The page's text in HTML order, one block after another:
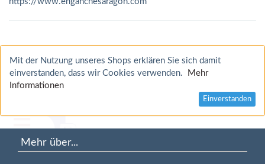
Mit der Nutzung unseres Shops erklären Sie sich damit
einverstanden, dass wir Cookies verwenden.
Mehr
Informationen
Einverstanden
Mehr über...